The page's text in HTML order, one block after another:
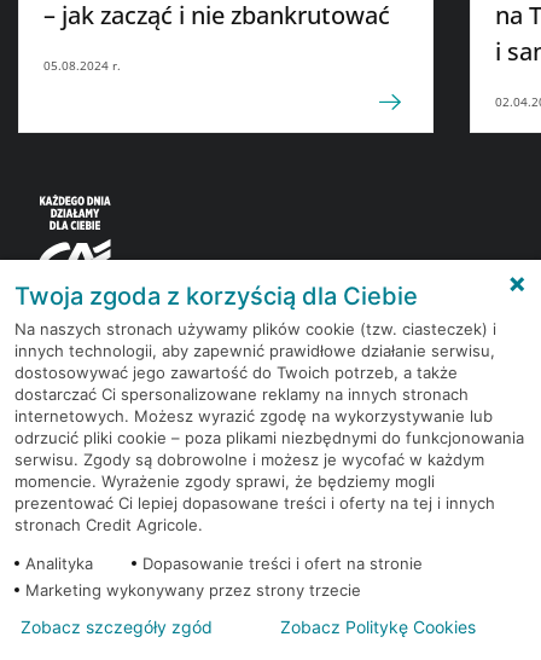
– jak zacząć i nie zbankrutować
05.08.2024 r.
na
i
Korzystaj z bezpłatnych materiałów, które
przygotowują eksperci rynku finansowego.
Dołącz do grona subskrybentów Newslettera i bądź
na bieżąco z nowościami i promocjami
Zapisz się
Twoja zgoda z korzyścią dla Ciebie
Na naszych stronach używamy plików cookie (tzw. ciasteczek) i
innych technologii, aby zapewnić prawidłowe działanie serwisu,
dostosowywać jego zawartość do Twoich potrzeb, a także
dostarczać Ci spersonalizowane reklamy na innych stronach
internetowych. Możesz wyrazić zgodę na wykorzystywanie lub
odrzucić pliki cookie – poza plikami niezbędnymi do funkcjonowania
serwisu. Zgody są dobrowolne i możesz je wycofać w każdym
momencie. Wyrażenie zgody sprawi, że będziemy mogli
prezentować Ci lepiej dopasowane treści i oferty na tej i innych
stronach Credit Agricole.
Analityka
Dopasowanie treści i ofert na stronie
Marketing wykonywany przez strony trzecie
Zobacz szczegóły zgód Zobacz Politykę Cookies